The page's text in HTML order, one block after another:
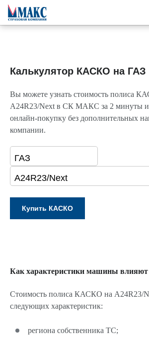
Калькулятор КАСКО на ГАЗ
Вы можете узнать стоимость полиса
A24R23/Next в СК МАКС за 2 минуты
онлайн-покупку без дополнительных
компании.
Как характеристики машины
Стоимость полиса КАСКО на A24R23/
следующих характеристик:
региона собственника ТС;